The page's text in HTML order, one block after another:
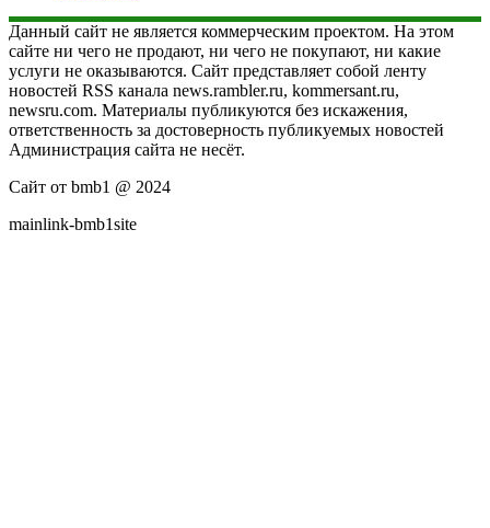
Данный сайт не является коммерческим проектом. На этом
сайте ни чего не продают, ни чего не покупают, ни какие
услуги не оказываются. Сайт представляет собой ленту
новостей RSS канала news.rambler.ru, kommersant.ru,
newsru.com. Материалы публикуются без искажения,
ответственность за достоверность публикуемых новостей
Администрация сайта не несёт.
Сайт от bmb1 @ 2024
mainlink-bmb1site